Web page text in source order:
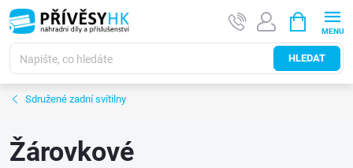
Přejít
na
obsah
HLEDAT
NÁKUPNÍ
KOŠÍK
Sdružené zadní svítilny
Žárovkové